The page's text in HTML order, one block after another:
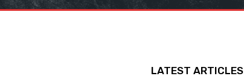
LATEST ARTICLES